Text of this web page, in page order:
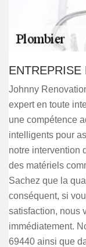
Johnny
expert en toute
une compétence
intelligents pour
notre intervention
des matériels
Sachez que la
conséquent, si
satisfaction, nous
immédiatement.
69440 ainsi que